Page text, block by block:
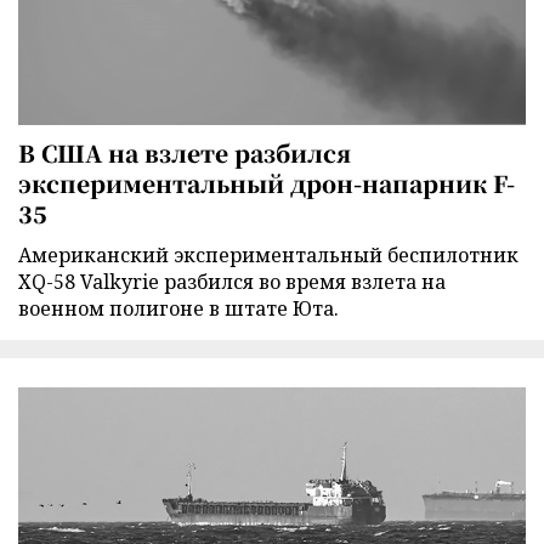
В США на взлете разбился
экспериментальный дрон-напарник F-
35
Американский экспериментальный беспилотник
XQ-58 Valkyrie разбился во время взлета на
военном полигоне в штате Юта.